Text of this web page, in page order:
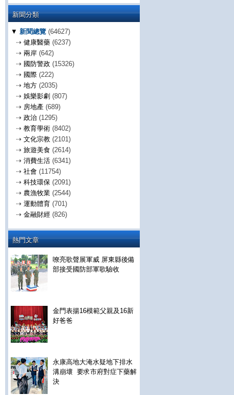
新聞分類
▼ 新聞總覽 (64627)
⇢ 健康醫藥 (6237)
⇢ 兩岸 (642)
⇢ 國防警政 (15326)
⇢ 國際 (222)
⇢ 地方 (2035)
⇢ 娛樂影劇 (807)
⇢ 房地產 (689)
⇢ 政治 (1295)
⇢ 教育學術 (8402)
⇢ 文化宗教 (2101)
⇢ 旅遊美食 (2614)
⇢ 消費生活 (6341)
⇢ 社會 (11754)
⇢ 科技環保 (2091)
⇢ 農漁牧業 (2544)
⇢ 運動體育 (701)
⇢ 金融財經 (826)
熱門文章
嘹亮歌聲展軍威 屏東縣後備
部接受國防部軍歌驗收
金門表揚16模範父親及16新
好爸爸
永康高地大淹水疑地下排水
溝崩壞 要求市府對症下藥解
決